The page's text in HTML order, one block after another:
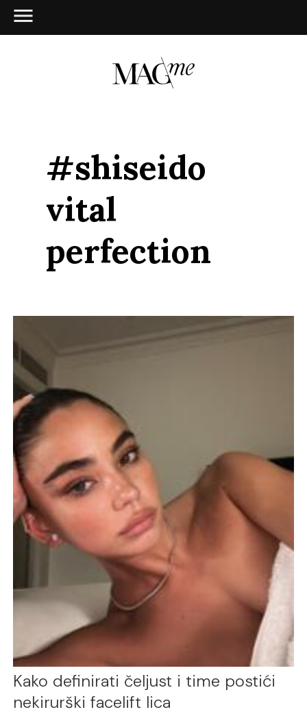
#shiseido
vital
perfection
Kako definirati čeljust i time postići
nekirurški facelift lica